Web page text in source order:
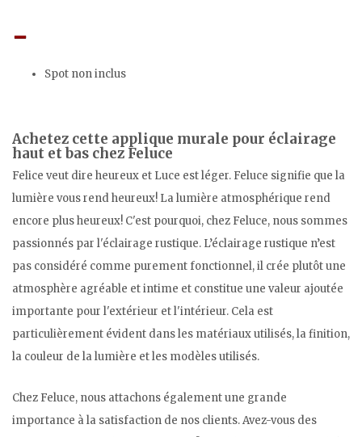
Spot non inclus
Achetez cette applique murale pour éclairage
haut et bas chez Feluce
Felice veut dire heureux et Luce est léger. Feluce signifie que la
lumière vous rend heureux! La lumière atmosphérique rend
encore plus heureux! C'est pourquoi, chez Feluce, nous sommes
passionnés par l'éclairage rustique. L’éclairage rustique n’est
pas considéré comme purement fonctionnel, il crée plutôt une
atmosphère agréable et intime et constitue une valeur ajoutée
importante pour l'extérieur et l'intérieur. Cela est
particulièrement évident dans les matériaux utilisés, la finition,
la couleur de la lumière et les modèles utilisés.
Chez Feluce, nous attachons également une grande
importance à la satisfaction de nos clients. Avez-vous des